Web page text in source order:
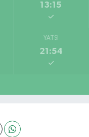
13:15
YATSI
21:54